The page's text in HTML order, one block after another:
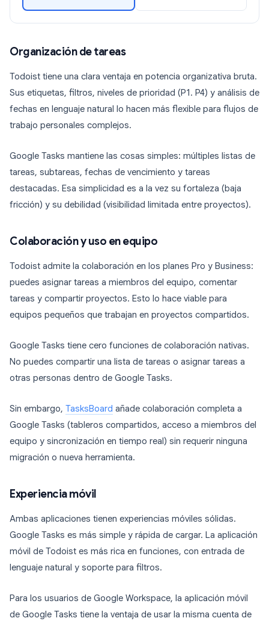
Organización de tareas
Todoist tiene una clara ventaja en potencia organizativa bruta.
Sus etiquetas, filtros, niveles de prioridad (P1. P4) y análisis de
fechas en lenguaje natural lo hacen más flexible para flujos de
trabajo personales complejos.
Google Tasks mantiene las cosas simples: múltiples listas de
tareas, subtareas, fechas de vencimiento y tareas
destacadas. Esa simplicidad es a la vez su fortaleza (baja
fricción) y su debilidad (visibilidad limitada entre proyectos).
Colaboración y uso en equipo
Todoist admite la colaboración en los planes Pro y Business:
puedes asignar tareas a miembros del equipo, comentar
tareas y compartir proyectos. Esto lo hace viable para
equipos pequeños que trabajan en proyectos compartidos.
Google Tasks tiene cero funciones de colaboración nativas.
No puedes compartir una lista de tareas o asignar tareas a
otras personas dentro de Google Tasks.
Sin embargo, TasksBoard añade colaboración completa a
Google Tasks (tableros compartidos, acceso a miembros del
equipo y sincronización en tiempo real) sin requerir ninguna
migración o nueva herramienta.
Experiencia móvil
Ambas aplicaciones tienen experiencias móviles sólidas.
Google Tasks es más simple y rápida de cargar. La aplicación
móvil de Todoist es más rica en funciones, con entrada de
lenguaje natural y soporte para filtros.
Para los usuarios de Google Workspace, la aplicación móvil
de Google Tasks tiene la ventaja de usar la misma cuenta de